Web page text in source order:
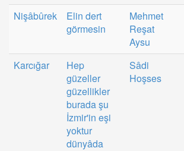
Nişâbûrek
Elin dert
görmesin
Mehmet
Reşat
Aysu
Karcığar
Hep
güzeller
güzellikler
burada şu
İzmir'in eşi
yoktur
dünyâda
Sâdi
Hoşses